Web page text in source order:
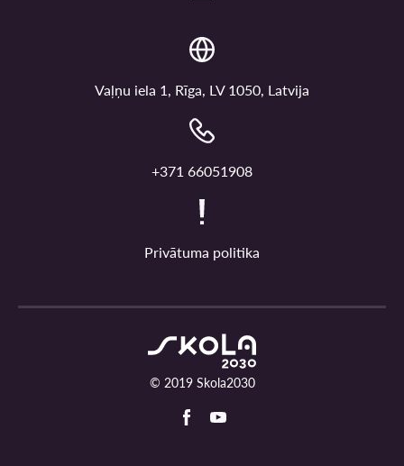
Vaļņu iela 1, Rīga, LV 1050, Latvija
+371 66051908
Privātuma politika
© 2019 Skola2030